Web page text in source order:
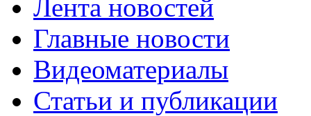
Лента новостей
Главные новости
Видеоматериалы
Статьи и публикации